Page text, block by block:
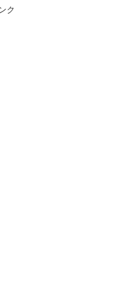
、芝山千代田行きの列...
ク